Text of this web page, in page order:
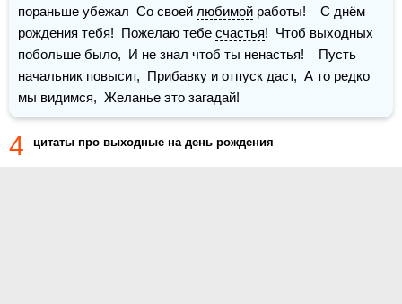
пораньше убежал  Со своей любимой работы!    С днём
рождения тебя!  Пожелаю тебе счастья!  Чтоб выходных
побольше было,  И не знал чтоб ты ненастья!    Пусть
начальник повысит,  Прибавку и отпуск даст,  А то редко
мы видимся,  Желанье это загадай!
4 цитаты про выходные на день рождения